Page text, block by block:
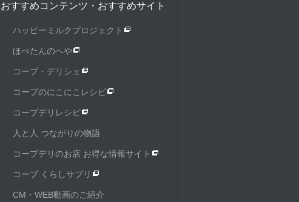
おすすめコンテンツ・おすすめサイト
ハッピーミルクプロジェクト
ほぺたんのへや
コープ・デリシェ
コープのにこにこレシピ
コープデリレシピ
人と人 つながりの物語
コープデリのお店 お得な情報サイト
コープ くらしサプリ
CM・WEB動画のご紹介